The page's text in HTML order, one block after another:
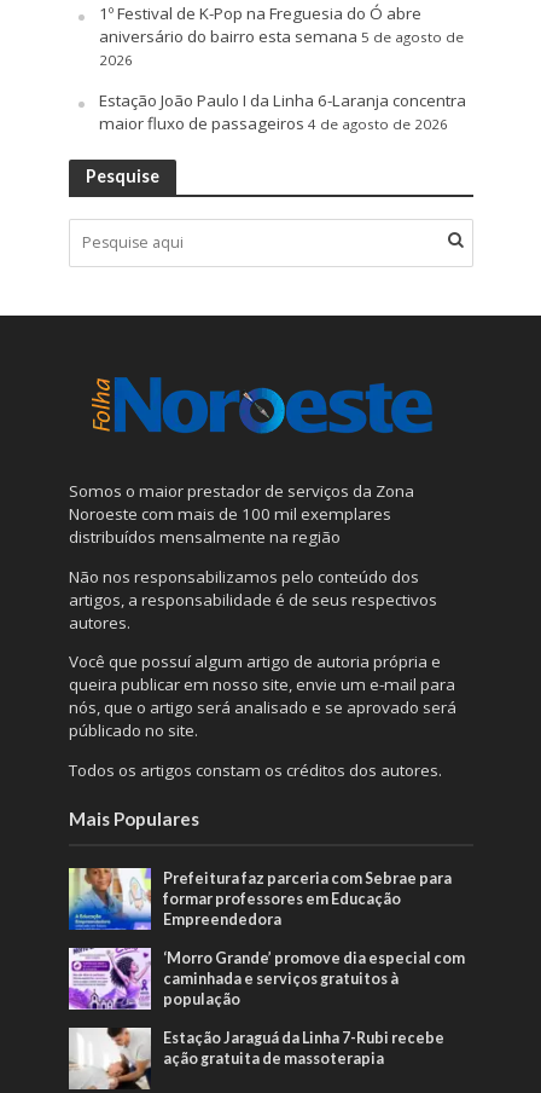
1º Festival de K-Pop na Freguesia do Ó abre
aniversário do bairro esta semana 5 de agosto de
2026
Estação João Paulo I da Linha 6-Laranja concentra
maior fluxo de passageiros 4 de agosto de 2026
Pesquise
Somos o maior prestador de serviços da Zona
Noroeste com mais de 100 mil exemplares
distribuídos mensalmente na região
Não nos responsabilizamos pelo conteúdo dos
artigos, a responsabilidade é de seus respectivos
autores.
Você que possuí algum artigo de autoria própria e
queira publicar em nosso site, envie um e-mail para
nós, que o artigo será analisado e se aprovado será
públicado no site.
Todos os artigos constam os créditos dos autores.
Mais Populares
Prefeitura faz parceria com Sebrae para
formar professores em Educação
Empreendedora
‘Morro Grande’ promove dia especial com
caminhada e serviços gratuitos à
população
Estação Jaraguá da Linha 7-Rubi recebe
ação gratuita de massoterapia